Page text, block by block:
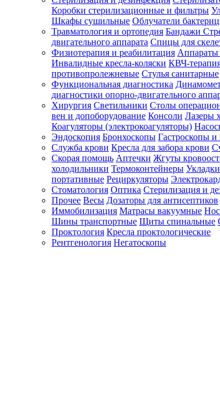
Зарегистрироваться
Зачем
регистрироваться?
Все
покупки
в
одном
месте
Личный
менеджер
Отслеживание
статуса
заказа
Коробки стерилизационные и фильтры
Шкафы сушильные Облучатели
Травматология и ортопедия Бандажи
двигательного аппарата Спицы для
Физиотерапия и реабилитация Аппараты
Инвалидные кресла-коляски КВЧ-
противопролежневые Стулья санитарные
Функциональная диагностика
диагностики опорно-двигательного
Хирургия Светильники Столы
вен и допоборудование Консоли Лазеры
Коагуляторы (электрокоагуляторы)
Эндоскопия Бронхоскопы Гастроскопы и
Служба крови Кресла для забора крови
Скорая помощь Аптечки Жгуты
холодильники Термоконтейнеры
портативные Рециркуляторы
Стоматология Оптика Стерилизация и
Прочее Весы Дозаторы для антисептиков
Иммобилизация Матрасы вакуумные
Шины транспортные Щиты спинальные
Проктология Кресла проктологические
Рентгенология Негатоскопы